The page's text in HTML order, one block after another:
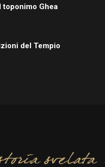
toponimo Ghea
del Tempio